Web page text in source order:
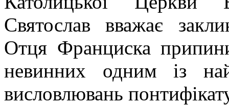
Святослав вважає
Отця Франциска
невинних одним із
висловлювань